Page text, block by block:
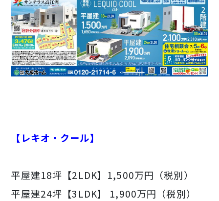
公共工事
分譲地
企業情報
採用サイトへ
【レキオ・クール】
平屋建18坪【2LDK】1,500万円（税別）
平屋建24坪【3LDK】 1,900万円（税別）